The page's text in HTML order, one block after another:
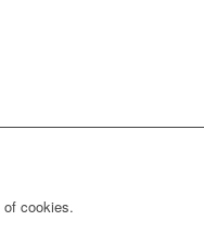
cookies.